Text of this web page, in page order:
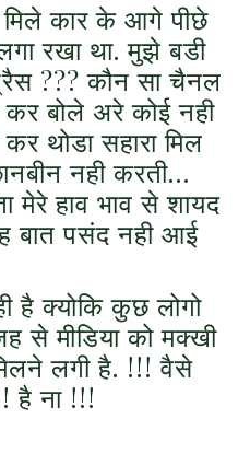
मिले कार के आगे पीछे
रखा था. मुझे बडी
??? कौन सा चैनल
बोले अरे कोई नही
थोडा सहारा मिल
नही करती…
मेरे हाव भाव से शायद
बात पसंद नही आई
है क्योकि कुछ लोगो
से मीडिया को मक्खी
लगी है. !!! वैसे
है ना !!!